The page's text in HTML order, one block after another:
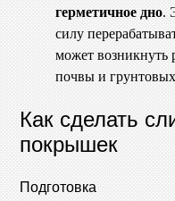
герметичное дно.
силу
может возникнуть
почвы и
Как сделать
покрышек
Подготовка